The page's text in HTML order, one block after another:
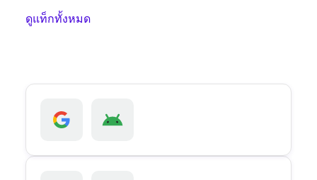
ดูแท็กทั้งหมด